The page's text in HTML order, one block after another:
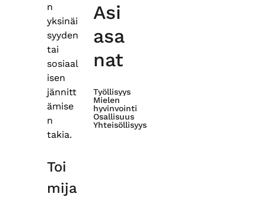
n
yksinäi
syyden
tai
sosiaal
isen
jännitt
ämise
n
takia.
Toi
mija
Asi
asa
nat
Työllisyys
Mielen
hyvinvointi
Osallisuus
Yhteisöllisyys